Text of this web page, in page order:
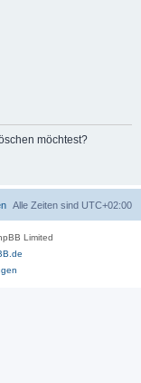
möchtest?
Alle Zeiten sind UTC+02:00
Limited